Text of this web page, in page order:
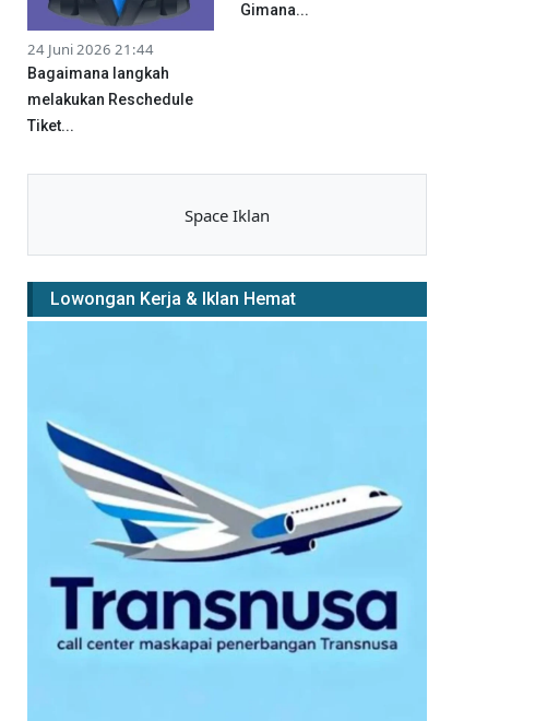
24 Juni 2026 21:44
Bagaimana langkah
melakukan Reschedule
Tiket...
Gimana...
Space Iklan
Lowongan Kerja & Iklan Hemat